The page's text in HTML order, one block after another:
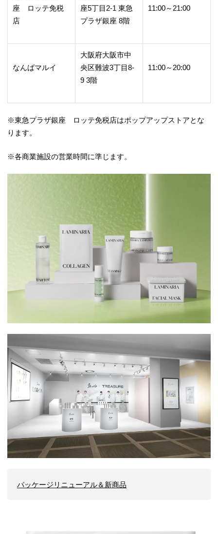
座 ロッテ免税
店
座5丁目2-1 東急
プラザ銀座 8階
11:00～21:00
なんばマルイ
大阪府大阪市中
央区難波3丁目8-
9 3階
11:00～20:00
※東急プラザ銀座 ロッテ免税店はポップアップストアとな
ります。
※各商業施設の営業時間に準じます。
パッケージリニューアル＆新商品